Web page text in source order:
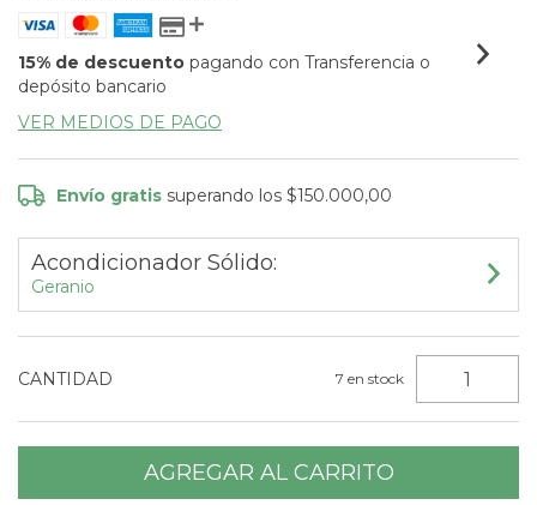
15% de descuento pagando con Transferencia o
depósito bancario
VER MEDIOS DE PAGO
Envío gratis superando los$150.000,00
Acondicionador Sólido:
Geranio
CANTIDAD 7 en stock